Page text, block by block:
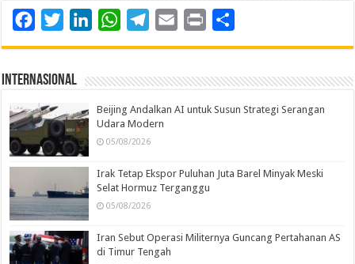
FacebookTwitterLinkedInWhatsAppTelegram
Email Print
Internasional
Beijing Andalkan AI untuk Susun Strategi Serangan
Udara Modern
05/08/2026
Irak Tetap Ekspor Puluhan Juta Barel Minyak Meski
Selat Hormuz Terganggu
05/08/2026
Iran Sebut Operasi Militernya Guncang Pertahanan AS
di Timur Tengah